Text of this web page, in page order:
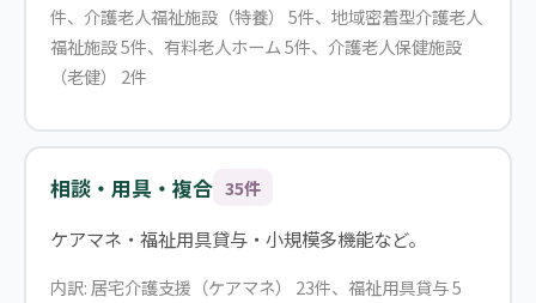
件、介護老人福祉施設（特養） 5件、地域密着型介護老人
福祉施設 5件、有料老人ホーム 5件、介護老人保健施設
（老健） 2件
相談・用具・複合 35件
ケアマネ・福祉用具貸与・小規模多機能など。
内訳: 居宅介護支援（ケアマネ） 23件、福祉用具貸与 5